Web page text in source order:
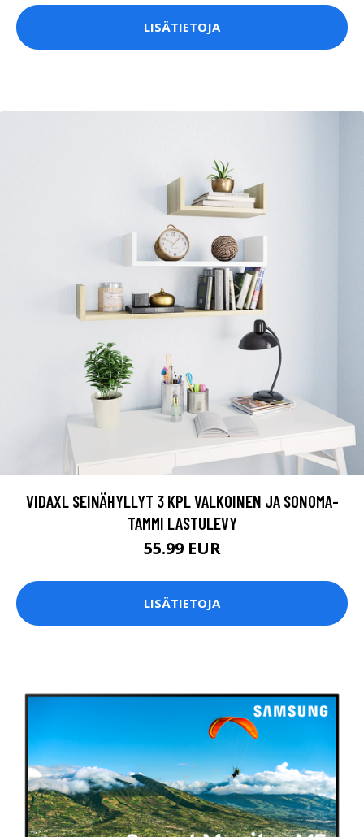
LISÄTIETOJA
VIDAXL SEINÄHYLLYT 3 KPL VALKOINEN JA SONOMA-
TAMMI LASTULEVY
55.99 EUR
LISÄTIETOJA